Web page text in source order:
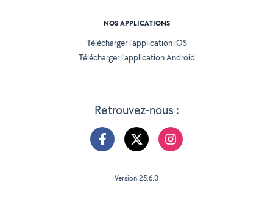
Retrouvez-nous :
NOS APPLICATIONS
Télécharger l’application iOS
Télécharger l’application Android
Version 25.6.0